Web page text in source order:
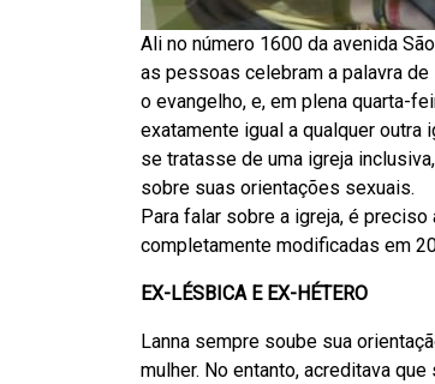
Ali no número 1600 da avenida
as pessoas celebram a palavra
o evangelho, e, em plena quarta-
exatamente igual a qualquer
se tratasse de uma igreja
sobre suas orientações sexuais.
Para falar sobre a igreja, é
completamente modificadas em
EX-LÉSBICA E EX-HÉTERO
Lanna sempre soube sua
mulher. No entanto, acreditava